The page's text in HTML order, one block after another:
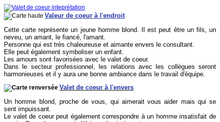
Valeur de coeur à l'endroit
Cette carte représente un jeune homme blond. Il est peut être un fils, un
neveu, un amant, le fiancé, l'amant.
Personne qui est très chaleureuse et aimante envers le consultant.
Elle peut également symboliser un enfant.
Les amours sont favorisées avec le valet de coeur.
Dans le secteur professionnel, les relations avec les collègues seront
harmonieuses et il y aura une bonne ambiance dans le travail d'équipe.
Valet de coeur à l'envers
Un homme blond, proche de vous, qui aimerait vous aider mais qui se
sent impuissant.
Le valet de coeur peut également correspondre à un homme insatisfait de